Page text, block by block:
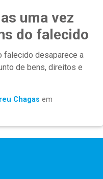
uma vez
do falecido
falecido desaparece a
de bens, direitos e
Chagas em